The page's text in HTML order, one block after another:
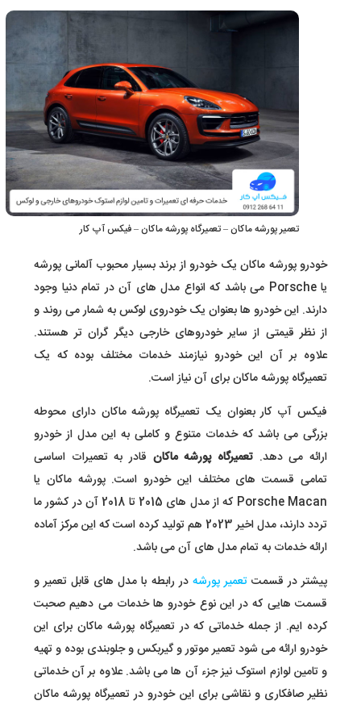
تعمیر پورشه ماکان – تعمیرگاه پورشه ماکان – فیکس آپ کار
خودرو پورشه ماکان یک خودرو از برند بسیار محبوب آلمانی پورشه
یا Porsche می باشد که انواع مدل های آن در تمام دنیا وجود
دارند. این خودرو ها بعنوان یک خودروی لوکس به شمار می روند و
از نظر قیمتی از سایر خودروهای خارجی دیگر گران تر هستند.
علاوه بر آن این خودرو نیازمند خدمات مختلف بوده که یک
تعمیرگاه پورشه ماکان برای آن نیاز است.
فیکس آپ کار بعنوان یک تعمیرگاه پورشه ماکان دارای محوطه
بزرگی می باشد که خدمات متنوع و کاملی به این مدل از خودرو
ارائه می دهد. تعمیرگاه پورشه ماکان قادر به تعمیرات اساسی
تمامی قسمت های مختلف این خودرو است. پورشه ماکان یا
Porsche Macan که از مدل های 2015 تا 2018 آن در کشور ما
تردد دارند، مدل اخیر 2023 هم تولید کرده است که این مرکز آماده
ارائه خدمات به تمام مدل های آن می باشد.
پیشتر در قسمتتعمیر پورشه در رابطه با مدل های قابل تعمیر و
قسمت هایی که در این نوع خودرو ها خدمات می دهیم صحبت
کرده ایم. از جمله خدماتی که در تعمیرگاه پورشه ماکان برای این
خودرو ارائه می شود تعمیر موتور و گیربکس و جلوبندی بوده و تهیه
و تامین لوازم استوک نیز جزء آن ها می باشد. علاوه بر آن خدماتی
نظیر صافکاری و نقاشی برای این خودرو در تعمیرگاه پورشه ماکان